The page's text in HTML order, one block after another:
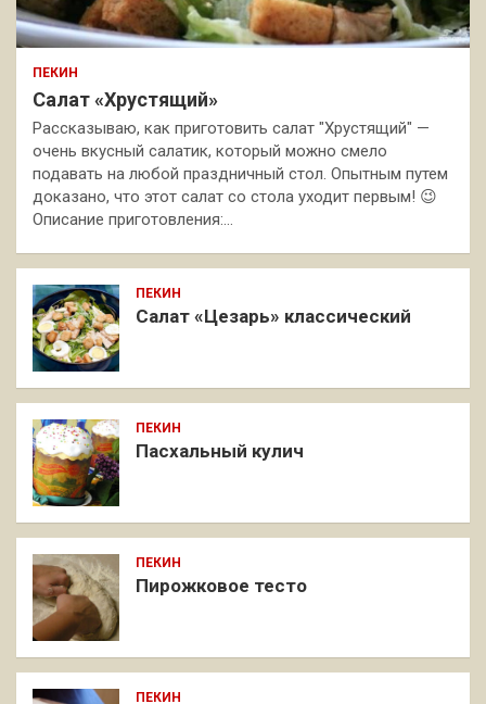
ПЕКИН
Салат «Хрустящий»
Рассказываю, как приготовить салат "Хрустящий" —
очень вкусный салатик, который можно смело
подавать на любой праздничный стол. Опытным путем
доказано, что этот салат со стола уходит первым! 😉
Описание приготовления:…
ПЕКИН
Салат «Цезарь» классический
ПЕКИН
Пасхальный кулич
ПЕКИН
Пирожковое тесто
ПЕКИН